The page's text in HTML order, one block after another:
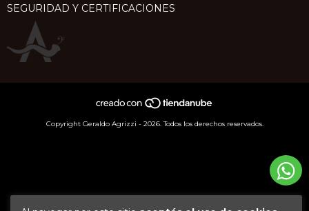
SEGURIDAD Y CERTIFICACIONES
Copyright Geraldo Agrizzi - 2026. Todos los derechos reservados.